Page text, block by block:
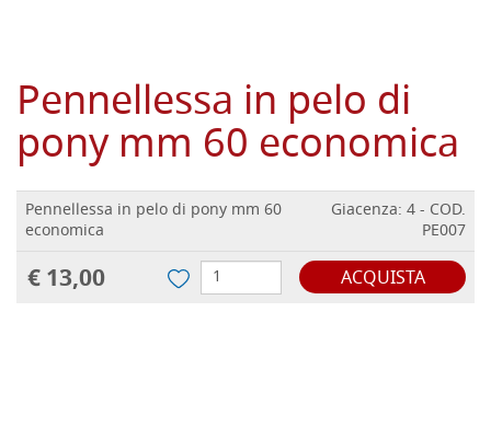
Pennellessa in pelo di
pony mm 60 economica
Pennellessa in pelo di pony mm 60
economica
Giacenza: 4 - COD.
PE007
€ 13,00 ACQUISTA